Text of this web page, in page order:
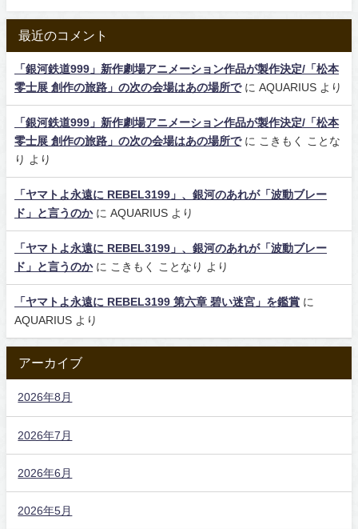
最近のコメント
「銀河鉄道999」新作劇場アニメーション作品が製作決定/「松本
零士展 創作の旅路」の次の会場はあの場所でに AQUARIUS より
「銀河鉄道999」新作劇場アニメーション作品が製作決定/「松本
零士展 創作の旅路」の次の会場はあの場所でに こきもく ことな
り
より
「ヤマトよ永遠に REBEL3199」、銀河のあれが「波動ブレー
ド」と言うのかに AQUARIUS より
「ヤマトよ永遠に REBEL3199」、銀河のあれが「波動ブレー
ド」と言うのかに こきもく ことなり より
「ヤマトよ永遠に REBEL3199 第六章 碧い迷宮」を鑑賞 に
AQUARIUS より
アーカイブ
2026年8月
2026年7月
2026年6月
2026年5月